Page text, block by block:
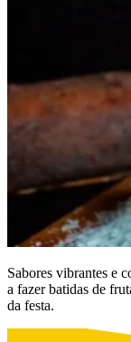
Sabores vibrantes e
a fazer batidas de
da festa.